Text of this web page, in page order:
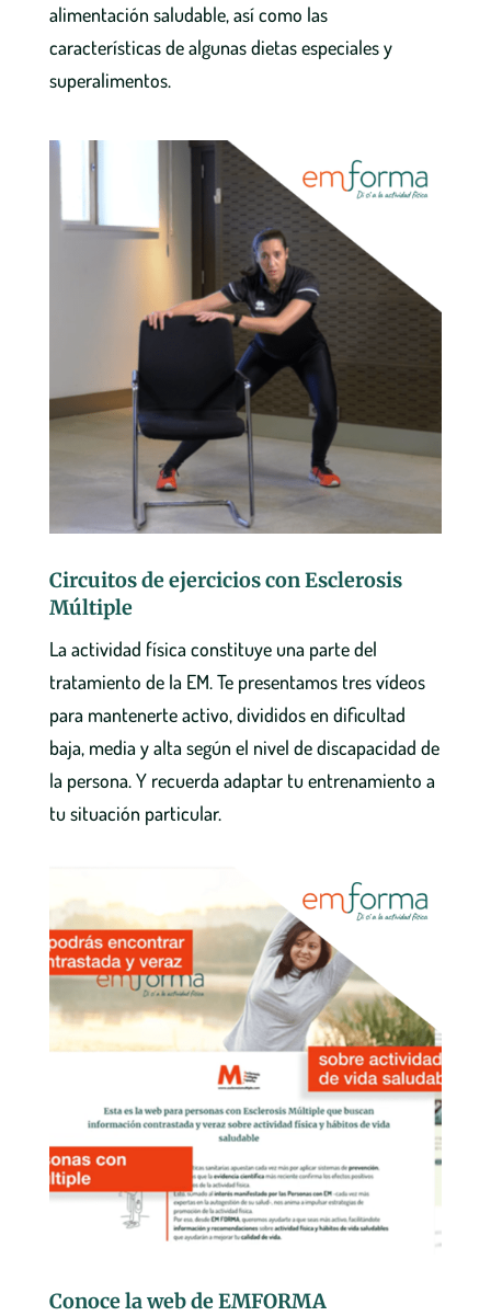
alimentación saludable, así como las
características de algunas dietas especiales y
superalimentos.
Circuitos de ejercicios con Esclerosis
Múltiple
La actividad física constituye una parte del
tratamiento de la EM. Te presentamos tres vídeos
para mantenerte activo, divididos en dificultad
baja, media y alta según el nivel de discapacidad de
la persona. Y recuerda adaptar tu entrenamiento a
tu situación particular.
Conoce la web de EMFORMA